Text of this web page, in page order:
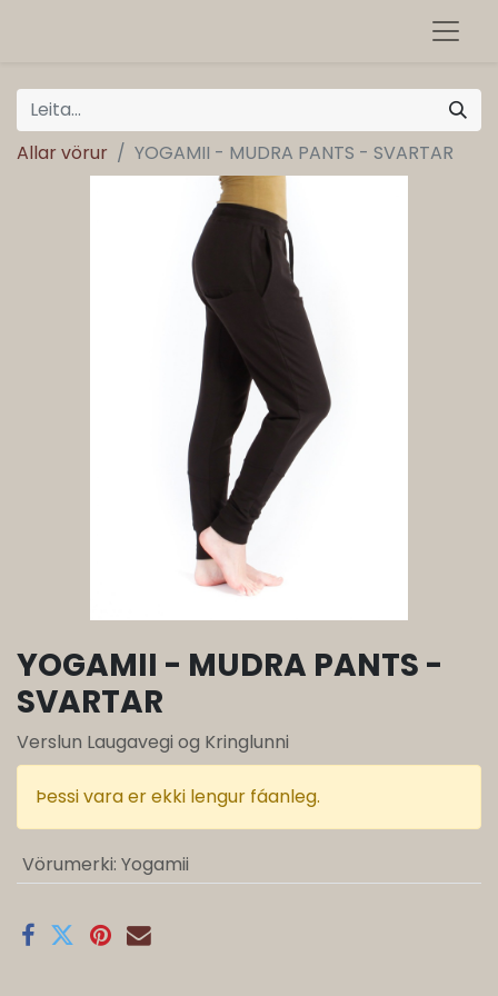
Allar vörur YOGAMII - MUDRA PANTS - SVARTAR
YOGAMII - MUDRA PANTS -
SVARTAR
Verslun Laugavegi og Kringlunni
Þessi vara er ekki lengur fáanleg.
Vörumerki: Yogamii